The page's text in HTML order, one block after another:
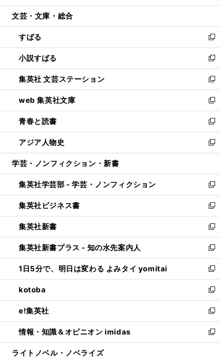
開
ウ
開
く
ン
ウ
で
開
く
ウ
ン
ド
ウ
で
開
く
文芸・文庫・総合
すばる
新
し
い
ウ
ィ
ン
ド
ウ
で
開
く
小説すばる
新
し
い
ウ
ィ
ン
ド
ウ
で
開
集英社 文芸ステーション
新
し
い
ウ
ィ
ン
ド
ウ
開
く
web 集英社文庫
新
し
い
ウ
ィ
ン
ウ
で
開
く
青春と読書
新
し
い
ウ
ン
ド
ウ
で
開
く
アジア人物史
新
し
ウ
ィ
ン
ド
ウ
で
開
く
学芸・ノンフィクション・新書
集英社学芸部 - 学芸・ノンフィクション
新
し
い
ウ
ィ
ン
ド
ウ
で
開
く
集英社ビジネス書
新
し
い
ウ
ィ
ン
ド
ウ
で
開
く
集英社新書
新
し
い
ウ
ィ
ン
ド
ウ
で
開
く
集英社新書プラス - 知の水先案内人
新
し
い
ウ
ィ
ン
ド
ウ
で
開
1日5分で、明日は変わる よみタイ yomitai
新
し
い
ウ
ィ
ン
ド
ウ
kotoba
新
し
い
ウ
ィ
ン
e!集英社
新
し
い
ウ
情報・知識＆オピニオン imidas
新
し
ライトノベル・ノベライズ